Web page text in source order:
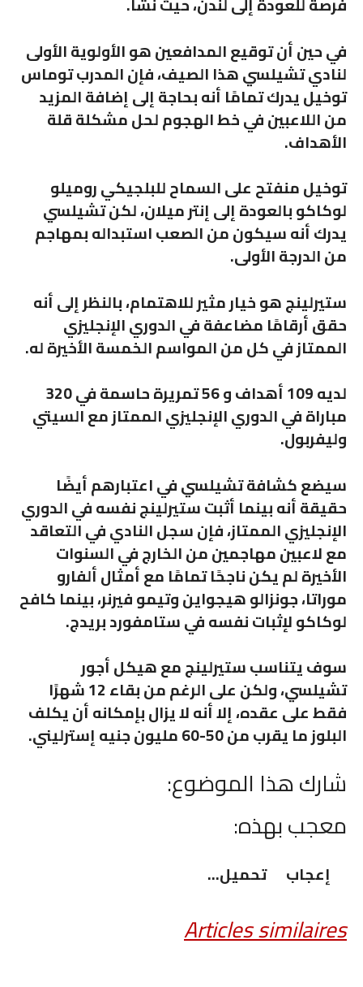
في حين أن توقيع المدافعين هو الأولوية الأولى
لنادي تشيلسي هذا الصيف، فإن المدرب توماس
توخيل يدرك تمامًا أنه بحاجة إلى إضافة المزيد
من اللاعبين في خط الهجوم لحل مشكلة قلة
الأهداف.
توخيل منفتح على السماح للبلجيكي روميلو
لوكاكو بالعودة إلى إنتر ميلان، لكن تشيلسي
يدرك أنه سيكون من الصعب استبداله بمهاجم
من الدرجة الأولى.
ستيرلينج هو خيار مثير للاهتمام، بالنظر إلى أنه
حقق أرقامًا مضاعفة في الدوري الإنجليزي
الممتاز في كل من المواسم الخمسة الأخيرة له.
لديه 109 أهداف و 56 تمريرة حاسمة في 320
مباراة في الدوري الإنجليزي الممتاز مع السيتي
وليفربول.
سيضع كشافة تشيلسي في اعتبارهم أيضًا
حقيقة أنه بينما أثبت ستيرلينج نفسه في الدوري
الإنجليزي الممتاز، فإن سجل النادي في التعاقد
مع لاعبين مهاجمين من الخارج في السنوات
الأخيرة لم يكن ناجحًا تمامًا مع أمثال ألفارو
موراتا، جونزالو هيجواين وتيمو فيرنر، بينما كافح
لوكاكو لإثبات نفسه في ستامفورد بريدج.
سوف يتناسب ستيرلينج مع هيكل أجور
تشيلسي، ولكن على الرغم من بقاء 12 شهرًا
فقط على عقده، إلا أنه لا يزال بإمكانه أن يكلف
البلوز ما يقرب من 50-60 مليون جنيه إسترليني.
شارك هذا الموضوع:
معجب بهذه:
إعجاب تحميل…
Articles similaires